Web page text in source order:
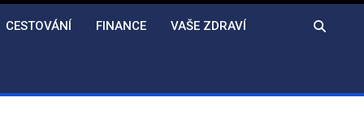
CESTOVÁNÍ FINANCE VAŠE ZDRAVÍ